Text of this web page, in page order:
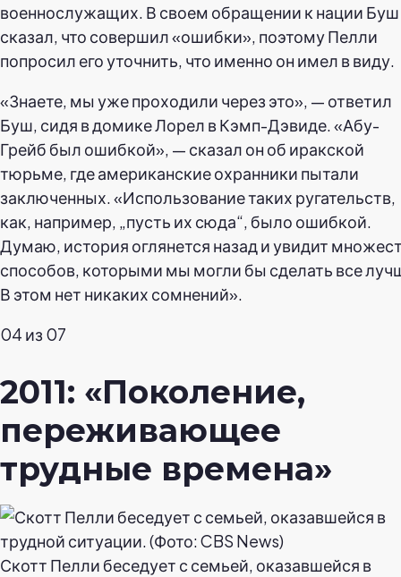
военнослужащих. В своем обращении к нации Буш
сказал, что совершил «ошибки», поэтому Пелли
попросил его уточнить, что именно он имел в виду.
«Знаете, мы уже проходили через это», — ответил
Буш, сидя в домике Лорел в Кэмп-Дэвиде. «Абу-
Грейб был ошибкой», — сказал он об иракской
тюрьме, где американские охранники пытали
заключенных. «Использование таких ругательств,
как, например, „пусть их сюда“, было ошибкой.
Думаю, история оглянется назад и увидит
способов, которыми мы могли бы сделать все
В этом нет никаких сомнений».
04 из 07
2011: «Поколение,
переживающее
трудные времена»
Скотт Пелли беседует с семьей, оказавшейся в